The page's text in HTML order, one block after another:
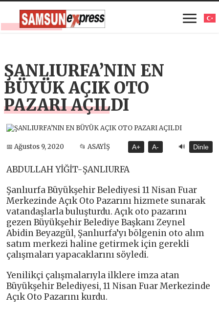
ŞANLIURFA’NIN EN
BÜYÜK AÇIK OTO
PAZARI AÇILDI
📅 Ağustos 9, 2020 📂 ASAYİŞ A+ A- 🔊 Dinle
ABDULLAH YİĞİT-ŞANLIURFA
Şanlıurfa Büyükşehir Belediyesi 11 Nisan Fuar
Merkezinde Açık Oto Pazarını hizmete sunarak
vatandaşlarla buluşturdu. Açık oto pazarını
gezen Büyükşehir Belediye Başkanı Zeynel
Abidin Beyazgül, Şanlıurfa’yı bölgenin oto alım
satım merkezi haline getirmek için gerekli
çalışmaları yapacaklarını söyledi.
Yenilikçi çalışmalarıyla ilklere imza atan
Büyükşehir Belediyesi, 11 Nisan Fuar Merkezinde
Açık Oto Pazarını kurdu.